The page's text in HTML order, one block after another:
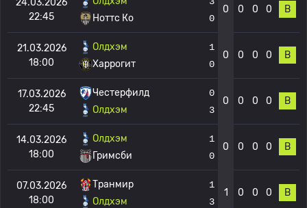
24.03.2026
22:45
Ноттс Ко
0
0 0 0 0 В
21.03.2026
18:00
Олдхэм
Харрогит
1
0
0 0 0 0 В
17.03.2026
22:45
Честерфилд
Олдхэм
0
3
0 0 0 0 В
14.03.2026
18:00
Олдхэм
Гримсби
1
0
0 0 0 0 В
07.03.2026
18:00
Транмир
Олдхэм
1
3
1 0 0 0 В